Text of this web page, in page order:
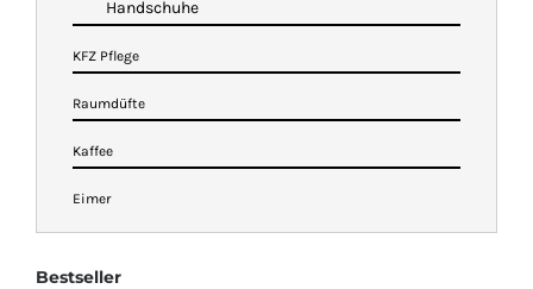
Handschuhe
KFZ Pflege
Raumdüfte
Kaffee
Eimer
Bestseller